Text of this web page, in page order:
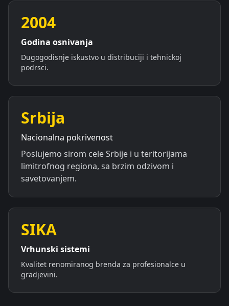
2004
Godina osnivanja
Dugogodisnje iskustvo u distribuciji i tehnickoj
podrsci.
Srbija
Nacionalna pokrivenost
Poslujemo sirom cele Srbije i u teritorijama
limitrofnog regiona, sa brzim odzivom i
savetovanjem.
SIKA
Vrhunski sistemi
Kvalitet renomiranog brenda za profesionalce u
gradjevini.